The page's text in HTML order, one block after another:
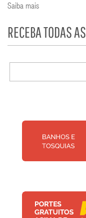
Saiba mais
RECEBA TODAS